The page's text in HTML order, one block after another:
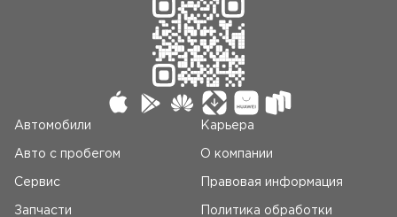
Автомобили
Авто c пробегом
Сервис
Запчасти
Карьера
О компании
Правовая информация
Политика обработки